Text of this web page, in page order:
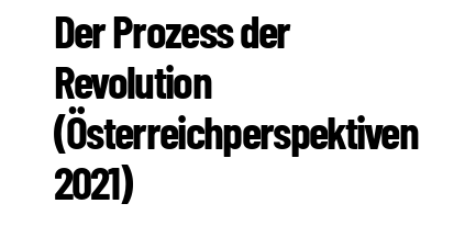
Der Prozess der
Revolution
(Österreichperspektiven
2021)